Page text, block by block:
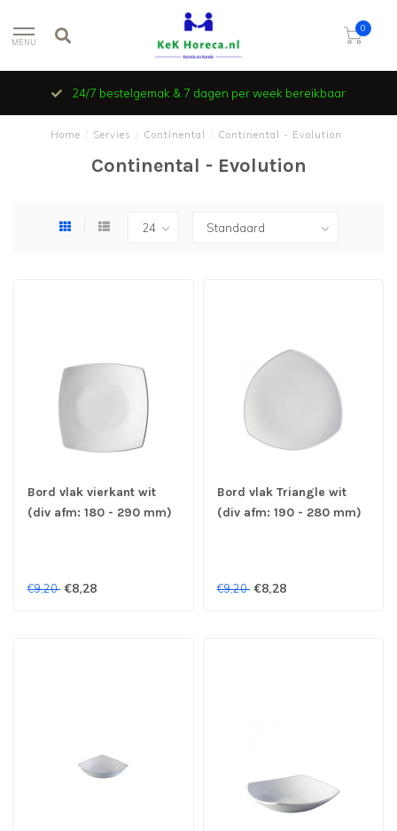
MENU
0
24/7 bestelgemak & 7 dagen per week bereikbaar
Home Servies Continental Continental - Evolution
Continental - Evolution
Bord vlak vierkant wit
(div afm: 180 - 290 mm)
€9,20 €8,28
Bord vlak Triangle wit
(div afm: 190 - 280 mm)
€9,20 €8,28